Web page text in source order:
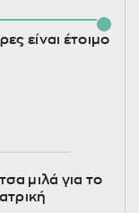
είναι έτοιμο
μιλά για το